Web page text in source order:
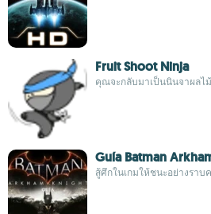
Fruit Shoot Ninja
คุณจะกลับมาเป็นนินจาผลไ
Guía Batman
สู้ศึกในเกมให้ชนะอย่างราบ